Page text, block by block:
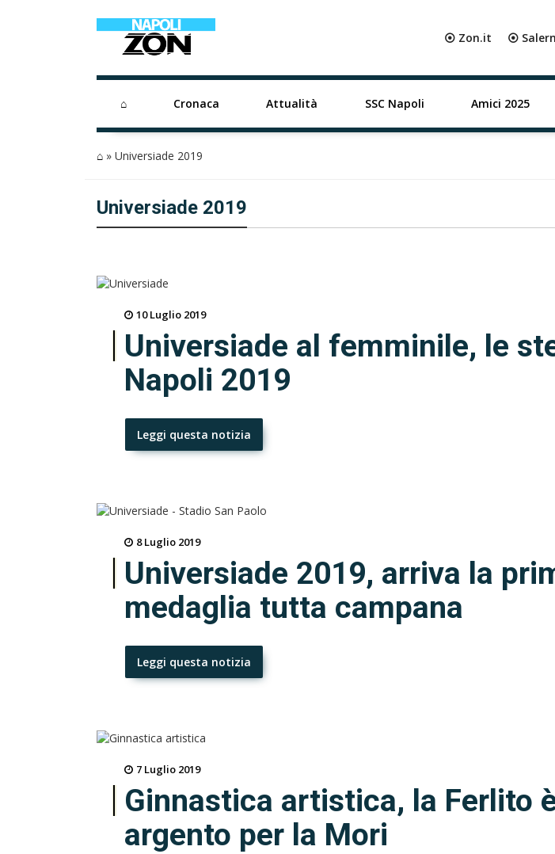
⦿ Zon.it ⦿
⌂ Cronaca Attualità SSC Napoli Amici 2025
⌂ » Universiade 2019
Universiade 2019
10 Luglio 2019
Universiade al femminile, le
Napoli 2019
Leggi questa notizia
8 Luglio 2019
Universiade 2019, arriva la
medaglia tutta campana
Leggi questa notizia
7 Luglio 2019
Ginnastica artistica, la Ferlito è
argento per la Mori